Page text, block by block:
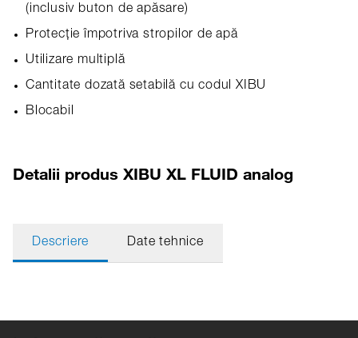
(inclusiv buton de apăsare)
Protecție împotriva stropilor de apă
Utilizare multiplă
Cantitate dozată setabilă cu codul XIBU
Blocabil
Detalii produs XIBU XL FLUID analog
Descriere Date tehnice